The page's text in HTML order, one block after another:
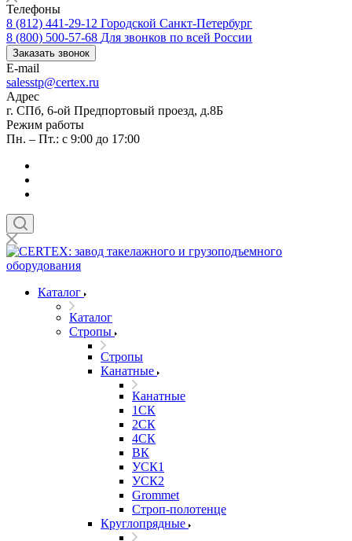
Телефоны
8 (812) 441-29-12 Городской Санкт-Петербург
8 (800) 500-57-68 Для звонков по всей России
Заказать звонок
E-mail
salesstp@certex.ru
Адрес
г. СПб, 6-ой Предпортовый проезд, д.8Б
Режим работы
Пн. – Пт.: с 9:00 до 17:00
Каталог
Каталог
Стропы
Стропы
Канатные
Канатные
1СК
2СК
4СК
ВК
УСК1
УСК2
Grommet
Строп-полотенце
Круглопрядные